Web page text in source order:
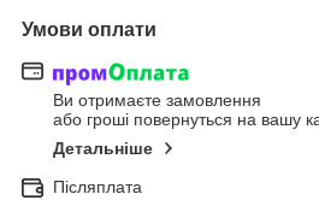
Умови оплати
Ви отримаєте замовлення
або гроші повернуться на вашу
Детальніше
Післяплата